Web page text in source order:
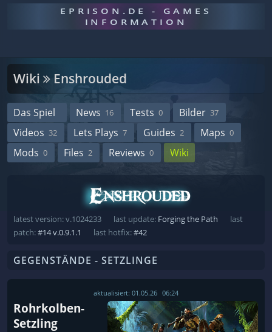
EPRISON.DE - GAMES
INFORMATION
Wiki Enshrouded
Das Spiel News 16 Tests 0 Bilder 37
Videos 32 Lets Plays 7 Guides 2 Maps 0
Mods 0 Files 2 Reviews 0 Wiki
latest version: v.1024233 last update: Forging the Path
last
patch:#14 v.0.9.1.1 last hotfix:#42
GEGENSTÄNDE - SETZLINGE
aktualisiert: 01.05.26 06:24
Rohrkolben-
Setzling